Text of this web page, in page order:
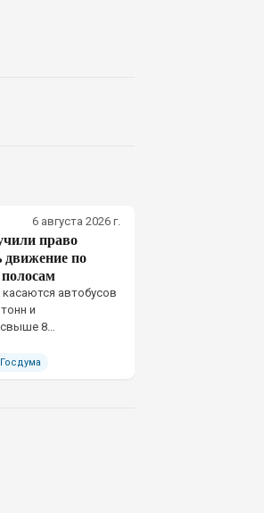
6 августа 2026 г.
право
движение по
автобусов
и
8
Госдума